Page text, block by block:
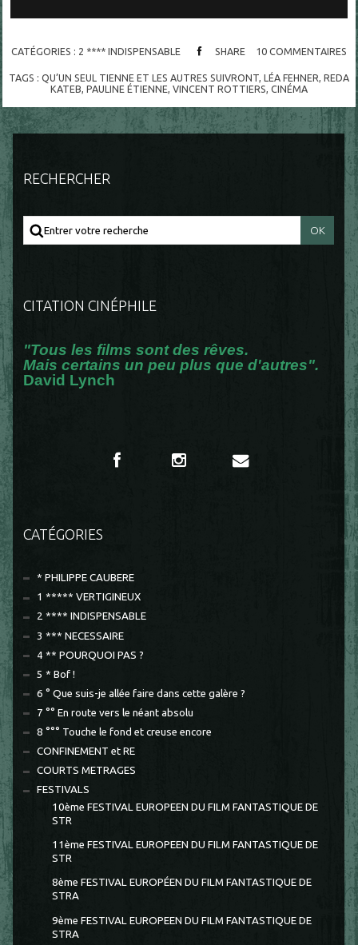
CATÉGORIES : 2 **** INDISPENSABLE SHARE 10 COMMENTAIRES
TAGS : QU’UN SEUL TIENNE ET LES AUTRES SUIVRONT, LÉA FEHNER, REDA
KATEB, PAULINE ÉTIENNE, VINCENT ROTTIERS, CINÉMA
RECHERCHER
CITATION CINÉPHILE
"Tous les films sont des rêves.
Mais certains un peu plus que d'autres".
David Lynch
CATÉGORIES
* PHILIPPE CAUBERE
1 ***** VERTIGINEUX
2 **** INDISPENSABLE
3 *** NECESSAIRE
4 ** POURQUOI PAS ?
5 * Bof !
6 ° Que suis-je allée faire dans cette galère ?
7 °° En route vers le néant absolu
8 °°° Touche le fond et creuse encore
CONFINEMENT et RE
COURTS METRAGES
FESTIVALS
10ème FESTIVAL EUROPEEN DU FILM FANTASTIQUE DE
STR
11ème FESTIVAL EUROPEEN DU FILM FANTASTIQUE DE
STR
8ème FESTIVAL EUROPÉEN DU FILM FANTASTIQUE DE
STRA
9ème FESTIVAL EUROPEEN DU FILM FANTASTIQUE DE
STRA